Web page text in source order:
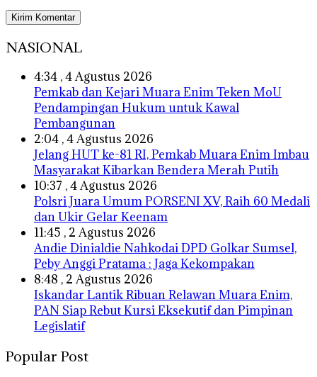
NASIONAL
4:34 , 4 Agustus 2026
Pemkab dan Kejari Muara Enim Teken MoU
Pendampingan Hukum untuk Kawal
Pembangunan
2:04 , 4 Agustus 2026
Jelang HUT ke-81 RI, Pemkab Muara Enim Imbau
Masyarakat Kibarkan Bendera Merah Putih
10:37 , 4 Agustus 2026
Polsri Juara Umum PORSENI XV, Raih 60 Medali
dan Ukir Gelar Keenam
11:45 , 2 Agustus 2026
Andie Dinialdie Nahkodai DPD Golkar Sumsel,
Peby Anggi Pratama : Jaga Kekompakan
8:48 , 2 Agustus 2026
Iskandar Lantik Ribuan Relawan Muara Enim,
PAN Siap Rebut Kursi Eksekutif dan Pimpinan
Legislatif
Popular Post